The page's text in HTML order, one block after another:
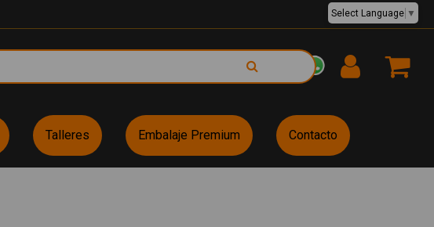
EUR €
Select Language ▼
Talleres Embalaje Premium Contacto